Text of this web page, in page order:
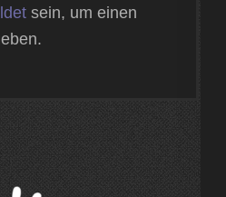
sein, um einen